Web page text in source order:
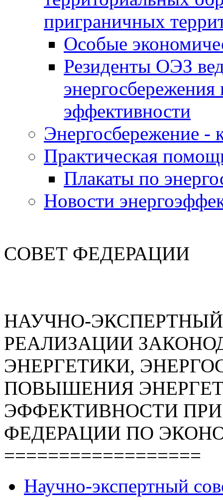
приграничных
Особые
Резиденты ОЭЗ
эффективности
Энергосбережение -
Практическая
Плакаты по
Новости
СОВЕТ ФЕДЕРАЦИИ
НАУЧНО-
РЕАЛИЗАЦИИ
ЭНЕРГЕТИКИ,
ПОВЫШЕНИЯ
ЭФФЕКТИВНОСТИ
ФЕДЕРАЦИИ ПО
==================
Научно-экспертный